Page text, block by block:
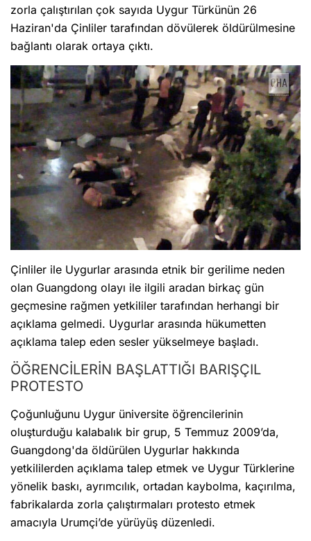
zorla çalıştırılan çok sayıda Uygur Türkünün 26
Haziran'da Çinliler tarafından dövülerek öldürülmesine
bağlantı olarak ortaya çıktı.
Çinliler ile Uygurlar arasında etnik bir gerilime neden
olan Guangdong olayı ile ilgili aradan birkaç gün
geçmesine rağmen yetkililer tarafından herhangi bir
açıklama gelmedi. Uygurlar arasında hükumetten
açıklama talep eden sesler yükselmeye başladı.
ÖĞRENCİLERİN BAŞLATTIĞI BARIŞÇIL
PROTESTO
Çoğunluğunu Uygur üniversite öğrencilerinin
oluşturduğu kalabalık bir grup, 5 Temmuz 2009’da,
Guangdong'da öldürülen Uygurlar hakkında
yetkililerden açıklama talep etmek ve Uygur Türklerine
yönelik baskı, ayrımcılık, ortadan kaybolma, kaçırılma,
fabrikalarda zorla çalıştırmaları protesto etmek
amacıyla Urumçi’de yürüyüş düzenledi.